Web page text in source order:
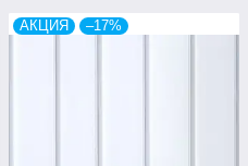
АКЦИЯ –17%